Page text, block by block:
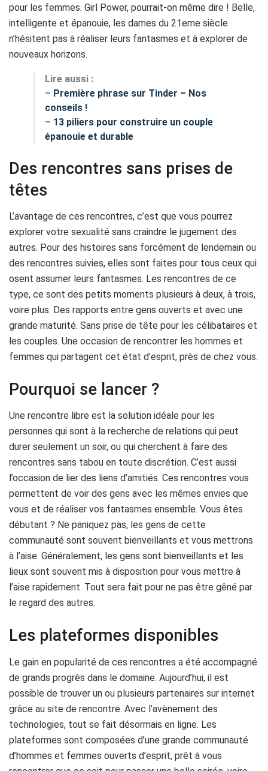
pour les femmes. Girl Power, pourrait-on même dire ! Belle,
intelligente et épanouie, les dames du 21eme siècle
n’hésitent pas à réaliser leurs fantasmes et à explorer de
nouveaux horizons.
Lire aussi :
– Première phrase sur Tinder – Nos
conseils !
– 13 piliers pour construire un couple
épanouie et durable
Des rencontres sans prises de
têtes
L’avantage de ces rencontres, c’est que vous pourrez
explorer votre sexualité sans craindre le jugement des
autres. Pour des histoires sans forcément de lendemain ou
des rencontres suivies, elles sont faites pour tous ceux qui
osent assumer leurs fantasmes. Les rencontres de ce
type, ce sont des petits moments plusieurs à deux, à trois,
voire plus. Des rapports entre gens ouverts et avec une
grande maturité. Sans prise de tête pour les célibataires et
les couples. Une occasion de rencontrer les hommes et
femmes qui partagent cet état d’esprit, près de chez vous.
Pourquoi se lancer ?
Une rencontre libre est la solution idéale pour les
personnes qui sont à la recherche de relations qui peut
durer seulement un soir, ou qui cherchent à faire des
rencontres sans tabou en toute discrétion. C’est aussi
l’occasion de lier des liens d’amitiés. Ces rencontres vous
permettent de voir des gens avec les mêmes envies que
vous et de réaliser vos fantasmes ensemble. Vous êtes
débutant ? Ne paniquez pas, les gens de cette
communauté sont souvent bienveillants et vous mettrons
à l’aise. Généralement, les gens sont bienveillants et les
lieux sont souvent mis à disposition pour vous mettre à
l’aise rapidement. Tout sera fait pour ne pas être gêné par
le regard des autres.
Les plateformes disponibles
Le gain en popularité de ces rencontres a été accompagné
de grands progrès dans le domaine. Aujourd’hui, il est
possible de trouver un ou plusieurs partenaires sur internet
grâce au site de rencontre. Avec l’avènement des
technologies, tout se fait désormais en ligne. Les
plateformes sont composées d’une grande communauté
d’hommes et femmes ouverts d’esprit, prêt à vous